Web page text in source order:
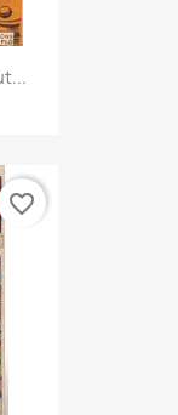
favorite_border